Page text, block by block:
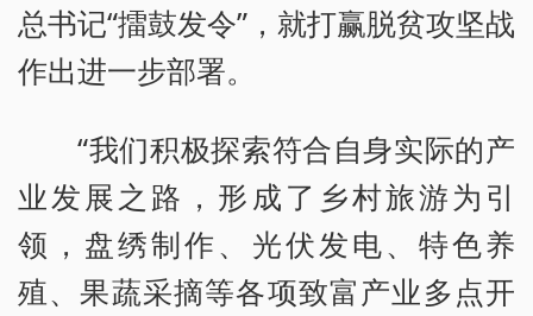
总书记“擂鼓发令”，就打赢脱贫攻坚战
作出进一步部署。
“我们积极探索符合自身实际的产
业发展之路，形成了乡村旅游为引
领，盘绣制作、光伏发电、特色养
殖、果蔬采摘等各项致富产业多点开